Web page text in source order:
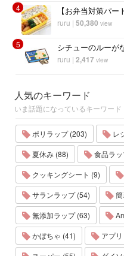
4 【お弁当対策パー
ruru | 50,380 view
5 シチューのルーが
ruru | 2,417 view
人気のキーワード
いま話題になっているキーワード
ポリラップ (203) レ
夏休み (88)
食品ラ
クッキングシート (9)
サランラップ (54)
無添加ラップ (63)
かぼちゃ (41)
アプ